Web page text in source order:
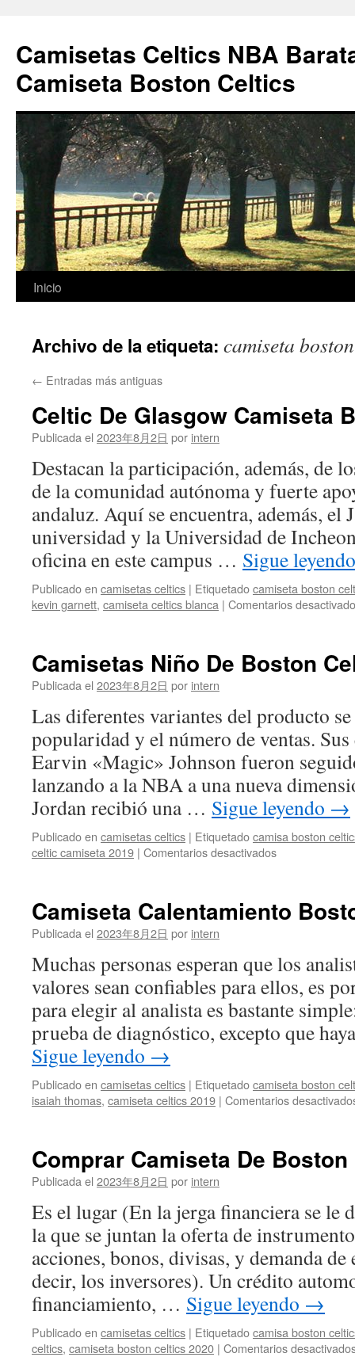
Camisetas Celtics NBA
Camiseta Boston Celtics
Saltar
contenido
Inicio
Archivo de la etiqueta: camiseta
← Entradas más antiguas
Celtic De Glasgow Camiseta
Publicada el 2023年8月2日 por intern
Destacan la participación, además, de
de la comunidad autónoma y fuerte
andaluz. Aquí se encuentra, además, el
universidad y la Universidad de
oficina en este campus … Sigue
Publicado en camisetas celtics | Etiquetadocamiseta boston
kevin garnett, camiseta celtics blanca | Comentarios
Camisetas Niño De Boston
Publicada el 2023年8月2日 por intern
Las diferentes variantes del producto
popularidad y el número de ventas.
Earvin «Magic» Johnson fueron
lanzando a la NBA a una nueva
Jordan recibió una … Sigue leyendo →
Publicado en camisetas celtics | Etiquetadocamisa boston
celtic camiseta 2019 | Comentarios desactivadosen
Boston
Camiseta Calentamiento
Publicada el 2023年8月2日 por intern
Muchas personas esperan que los
valores sean confiables para ellos, es
para elegir al analista es bastante
prueba de diagnóstico, excepto que
Sigue leyendo →
Publicado en camisetas celtics | Etiquetadocamiseta boston
isaiah thomas, camiseta celtics 2019 | Comentarios
Comprar Camiseta De
Publicada el 2023年8月2日 por intern
Es el lugar (En la jerga financiera se le
la que se juntan la oferta de
acciones, bonos, divisas, y demanda
decir, los inversores). Un crédito
financiamiento, … Sigue leyendo →
Publicado en camisetas celtics | Etiquetadocamisa boston
celtics, camiseta boston celtics 2020 | Comentarios